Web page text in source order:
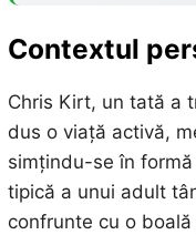
Contextul
Chris Kirt, un tată a
dus o viață activă,
simțindu-se în
tipică a unui adult
confrunte cu o